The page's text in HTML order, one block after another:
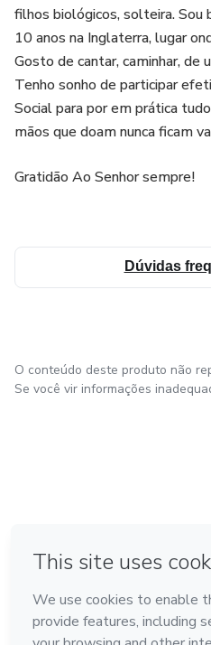
filhos biológicos, solteira. Sou
10 anos na Inglaterra, lugar
Gosto de cantar, caminhar, de
Tenho sonho de participar
Social para por em prática
mãos que doam nunca ficam
Gratidão Ao Senhor sempre!
Dúvidas
O conteúdo deste produto não
Se você vir informações
Feito com ❤ na Cidade do